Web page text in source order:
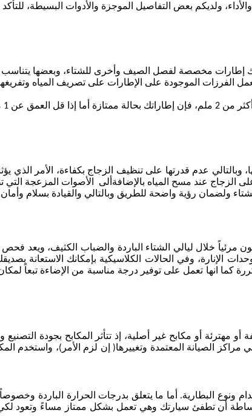
ولديكم بعض التفاصيل الموجزة والأدوات البسيطة،
حيث أن هناك إطارات مخصصة لفصل الصيف وأخرى للشتاء، وبعضها
الفرزات الموجودة على الإطارات على تصريف المياه
عدم قدرتها على تنظيف الزجاج بكفاءة، الأمر الذي
عند مسح المياه بالإضافةألى الأصوات المزعجة التي
ولضمان رؤية واضحة للطريق وبالتالي والقيادة بسلام
خلال ليالي الشتاء الباردة والضباب الكثيف، ويعد فحص
وفي الحالات الكلاسيكية بإمكانك الاستعانة
كما انها تعمل على توفير درجة مناسبة من الإضاءة تبعاً
أو مكابح غير أصلية، إذ تتأثر المكابح بجودة التصنيع
الصيانة المعتمدة وتغييرها( إن لزم الأمر)، واستخدم
البطارية. أما ما يتعلق بدرجات الحرارة الباردة
أن تطفئ سيارتك وهي تعمل بشكل ممتاز مساءً وتعود